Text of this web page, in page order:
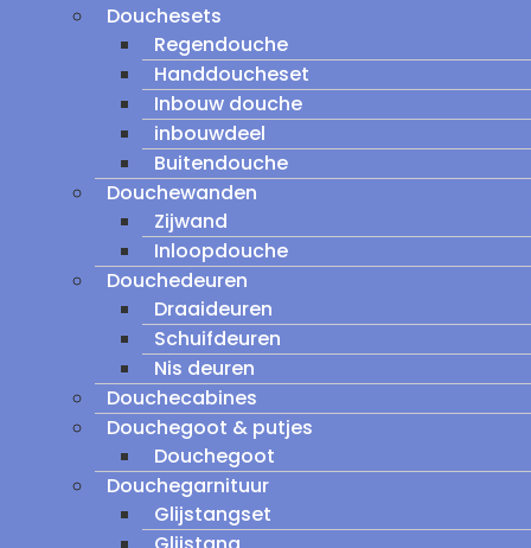
Douchesets
Regendouche
Handdoucheset
Inbouw douche
inbouwdeel
Buitendouche
Douchewanden
Zijwand
Inloopdouche
Douchedeuren
Draaideuren
Schuifdeuren
Nis deuren
Douchecabines
Douchegoot & putjes
Douchegoot
Douchegarnituur
Glijstangset